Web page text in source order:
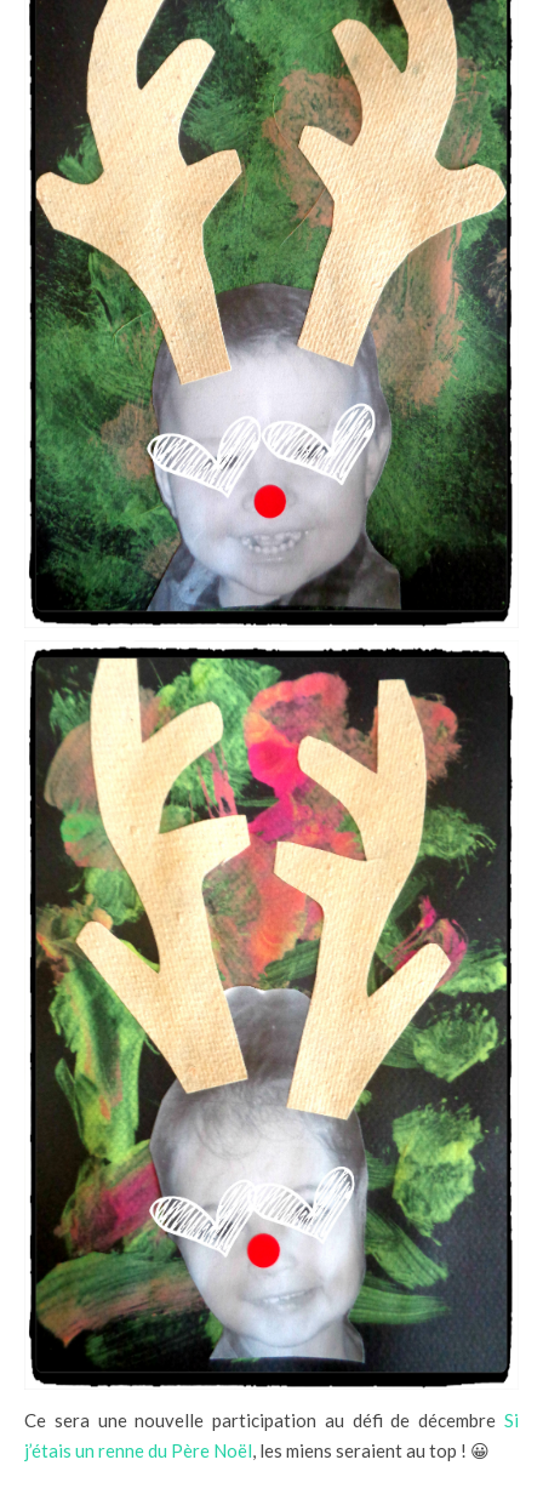
Ce sera une nouvelle participation au défi de décembre Si
j’étais un renne du Père Noël, les miens seraient au top ! 😀